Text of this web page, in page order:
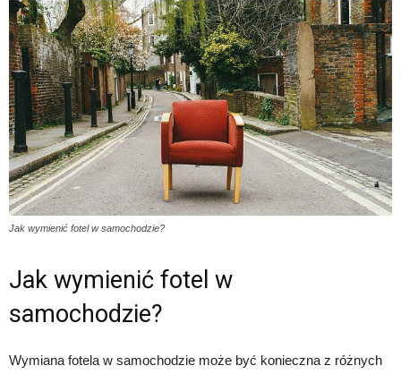
Jak wymienić fotel w samochodzie?
Jak wymienić fotel w
samochodzie?
Wymiana fotela w samochodzie może być konieczna z różnych